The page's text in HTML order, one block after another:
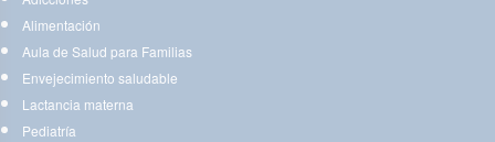
Alimentación
Aula de Salud para Familias
Envejecimiento saludable
Lactancia materna
Pediatría